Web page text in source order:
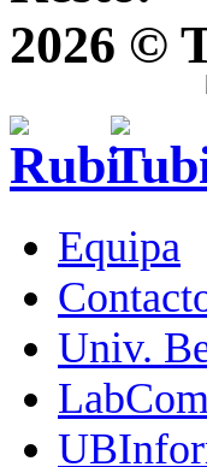
2026 ©
Equipa
Univ.
LabCom